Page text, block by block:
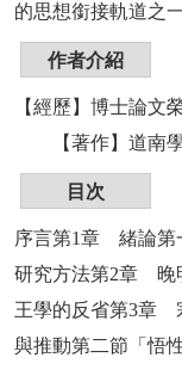
的思想銜接軌道之
作者介紹
【經歷】博士論
【著作】道南學
目次
序言第1章 緒論第
研究方法第2章 晚
王學的反省第3章
與推動第二節「悟